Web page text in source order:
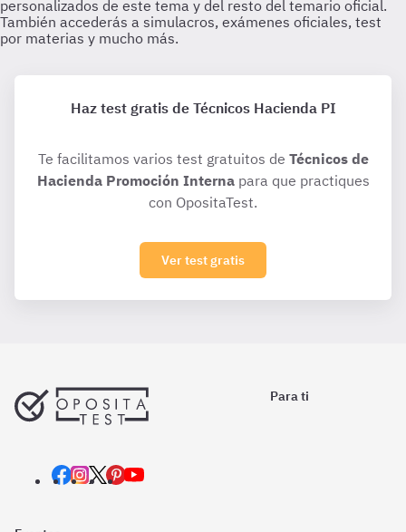
Haz test gratis de Técnicos Hacienda PI
Te facilitamos varios test gratuitos de Técnicos de
Hacienda Promoción Internapara que practiques
con OpositaTest.
Ver test gratis
Para ti